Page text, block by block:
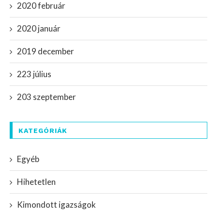
2020 február
2020 január
2019 december
223 július
203 szeptember
KATEGÓRIÁK
Egyéb
Hihetetlen
Kimondott igazságok